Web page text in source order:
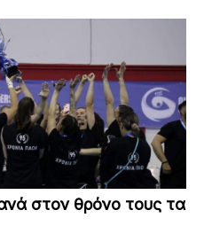
στον θρόνο τους τα